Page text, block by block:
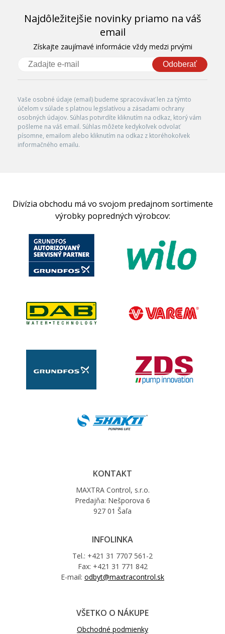
Najdôležitejšie novinky priamo na váš
email
Získajte zaujímavé informácie vždy medzi prvými
Odoberať
Vaše osobné údaje (email) budeme spracovávať len za týmto
účelom v súlade s platnou legislatívou a zásadami ochrany
osobných údajov. Súhlas potvrdíte kliknutím na odkaz, ktorý vám
pošleme na váš email. Súhlas môžete kedykoľvek odvolať
písomne, emailom alebo kliknutím na odkaz z ktoréhokoľvek
informačného emailu.
Divízia obchodu má vo svojom predajnom sortimente
výrobky popredných výrobcov:
KONTAKT
MAXTRA Control, s.r.o.
Predajňa: Nešporova 6
927 01 Šaľa
INFOLINKA
Tel.: +421 31 7707 561-2
Fax: +421 31 771 842
E-mail: odbyt@maxtracontrol.sk
VŠETKO O NÁKUPE
Obchodné podmienky